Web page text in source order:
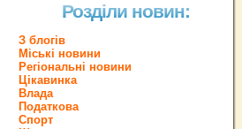
Розділи новин:
З блогів
Міські новини
Регіональні новини
Цікавинка
Влада
Податкова
Спорт